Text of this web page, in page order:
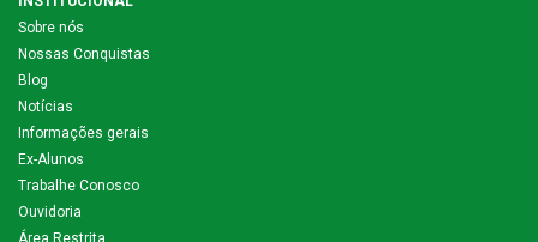
Sobre nós
Nossas Conquistas
Blog
Notícias
Informações gerais
Ex-Alunos
Trabalhe Conosco
Ouvidoria
Área Restrita